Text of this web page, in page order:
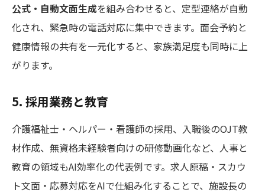
公式・自動文面生成を組み合わせると、定型連絡が自動
化され、緊急時の電話対応に集中できます。面会予約と
健康情報の共有を一元化すると、家族満足度も同時に上
がります。
5. 採用業務と教育
介護福祉士・ヘルパー・看護師の採用、入職後のOJT教
材作成、無資格未経験者向けの研修動画化など、人事と
教育の領域もAI効率化の代表例です。求人原稿・スカウ
ト文面・応募対応をAIで仕組み化することで、施設長の